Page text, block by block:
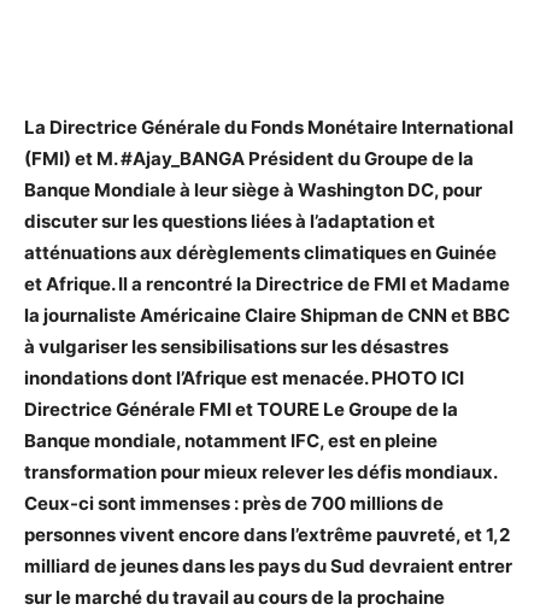
La Directrice Générale du Fonds Monétaire International
(FMI) et M. #Ajay_BANGA Président du Groupe de la
Banque Mondiale à leur siège à Washington DC, pour
discuter sur les questions liées à l’adaptation et
atténuations aux dérèglements climatiques en Guinée
et Afrique. Il a rencontré la Directrice de FMI et Madame
la journaliste Américaine Claire Shipman de CNN et BBC
à vulgariser les sensibilisations sur les désastres
inondations dont l’Afrique est menacée. PHOTO ICI
Directrice Générale FMI et TOURE Le Groupe de la
Banque mondiale, notamment IFC, est en pleine
transformation pour mieux relever les défis mondiaux.
Ceux-ci sont immenses : près de 700 millions de
personnes vivent encore dans l’extrême pauvreté, et 1,2
milliard de jeunes dans les pays du Sud devraient entrer
sur le marché du travail au cours de la prochaine